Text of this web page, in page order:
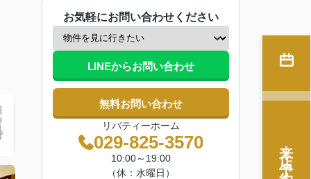
お気軽にお問い合わせください
LINEからお問い合わせ
無料お問い合わせ
リバティーホーム
029-825-3570
10:00～19:00
（休：水曜日）
来店予約